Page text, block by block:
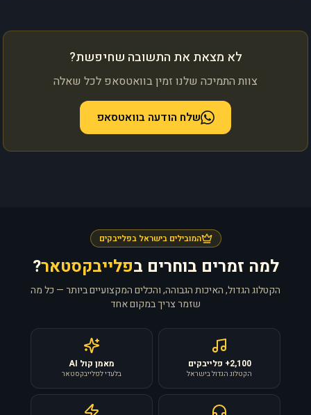
לא מצאת את התשובה שחיפשת?
צוות התמיכה שלנו זמין בוואטסאפ לכל שאלה
שלח הודעה בוואטסאפ
המובילים בישראל בפלייבקים
למה זמרים בוחרים בפלייבקסטאר?
הקטלוג הגדול, האיכות הגבוהה, והכלים המקצועיים ביותר — כל מה
שזמר צריך במקום אחד
2,100+ פלייבקים
הקטלוג הגדול בישראל
מאמן קול AI
בלעדי לפלייבקסטאר